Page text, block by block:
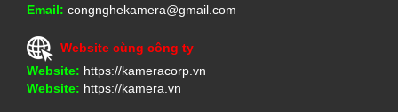
Email: congnghekamera@gmail.com
Website cùng công ty
Website: https://kameracorp.vn
Website: https://kamera.vn